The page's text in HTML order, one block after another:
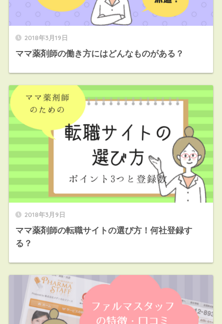
2018年3月19日
ママ薬剤師の働き方にはどんなものがある？
2018年3月9日
ママ薬剤師の転職サイトの選び方！何社登録す
る？